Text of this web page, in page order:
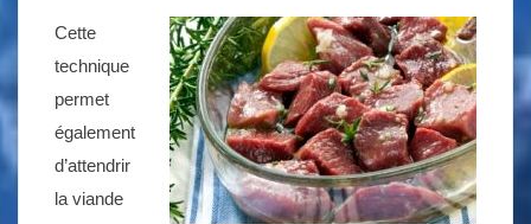
Cette
technique
permet
également
d’attendrir
la viande